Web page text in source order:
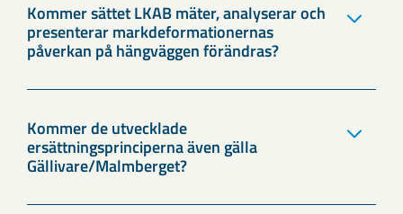
Kommer sättet LKAB mäter, analyserar och
presenterar markdeformationernas
påverkan på hängväggen förändras?
Kommer de utvecklade
ersättningsprinciperna även gälla
Gällivare/Malmberget?